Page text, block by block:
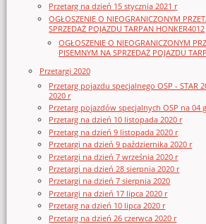
Przetarg na dzień 15 stycznia 2021 r
OGŁOSZENIE O NIEOGRANICZONYM
SPRZEDAŻ POJAZDU TARPAN HONKER4012
OGŁOSZENIE O NIEOGRANICZONYM
PISEMNYM NA SPRZEDAŻ POJAZDU
Przetargi 2020
Przetarg pojazdu specjalnego OSP - STAR
2020 r
Przetarg pojazdów specjalnych OSP na 04
Przetarg na dzień 10 listopada 2020 r
Przetarg na dzień 9 listopada 2020 r
Przetargi na dzień 9 października 2020 r
Przetargi na dzień 7 września 2020 r
Przetargi na dzień 28 sierpnia 2020 r
Przetargi na dzień 7 sierpnia 2020
Przetargi na dzień 17 lipca 2020 r
Przetarg na dzień 10 lipca 2020 r
Przetarg na dzień 26 czerwca 2020 r